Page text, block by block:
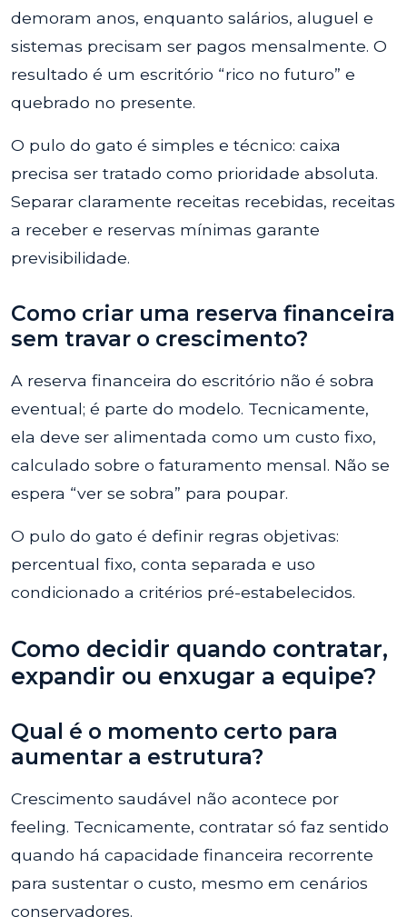
demoram anos, enquanto salários, aluguel e
sistemas precisam ser pagos mensalmente. O
resultado é um escritório “rico no futuro” e
quebrado no presente.
O pulo do gato é simples e técnico: caixa
precisa ser tratado como prioridade absoluta.
Separar claramente receitas recebidas, receitas
a receber e reservas mínimas garante
previsibilidade.
Como criar uma reserva financeira
sem travar o crescimento?
A reserva financeira do escritório não é sobra
eventual; é parte do modelo. Tecnicamente,
ela deve ser alimentada como um custo fixo,
calculado sobre o faturamento mensal. Não se
espera “ver se sobra” para poupar.
O pulo do gato é definir regras objetivas:
percentual fixo, conta separada e uso
condicionado a critérios pré-estabelecidos.
Como decidir quando contratar,
expandir ou enxugar a equipe?
Qual é o momento certo para
aumentar a estrutura?
Crescimento saudável não acontece por
feeling. Tecnicamente, contratar só faz sentido
quando há capacidade financeira recorrente
para sustentar o custo, mesmo em cenários
conservadores.